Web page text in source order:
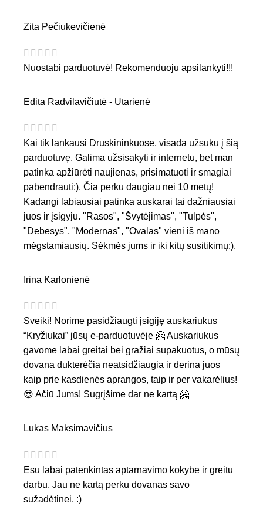
Zita Pečiukevičienė
Nuostabi parduotuvė! Rekomenduoju apsilankyti!!!
Edita Radvilavičiūtė - Utarienė
Kai tik lankausi Druskininkuose, visada užsuku į šią
parduotuvę. Galima užsisakyti ir internetu, bet man
patinka apžiūrėti naujienas, prisimatuoti ir smagiai
pabendrauti:). Čia perku daugiau nei 10 metų!
Kadangi labiausiai patinka auskarai tai dažniausiai
juos ir įsigyju. "Rasos", "Švytėjimas", "Tulpės",
"Debesys", "Modernas", "Ovalas" vieni iš mano
mėgstamiausių. Sėkmės jums ir iki kitų susitikimų:).
Irina Karlonienė
Sveiki! Norime pasidžiaugti įsigiję auskariukus
“Kryžiukai” jūsų e-parduotuvėje 🤗 Auskariukus
gavome labai greitai bei gražiai supakuotus, o mūsų
dovana dukterėčia neatsidžiaugia ir derina juos
kaip prie kasdienės aprangos, taip ir per vakarėlius!
😎 Ačiū Jums! Sugrįšime dar ne kartą 🤗
Lukas Maksimavičius
Esu labai patenkintas aptarnavimo kokybe ir greitu
darbu. Jau ne kartą perku dovanas savo
sužadėtinei. :)